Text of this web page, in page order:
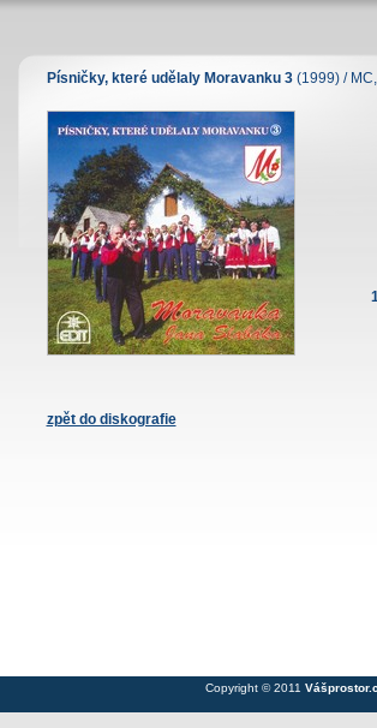
Písničky, které udělaly Moravanku 3(1999) /
zpět do diskografie
Copyright © 2011